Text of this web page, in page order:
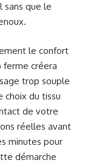
que le
le confort
ferme créera
trop souple
choix du tissu
de votre
réelles avant
minutes pour
démarche